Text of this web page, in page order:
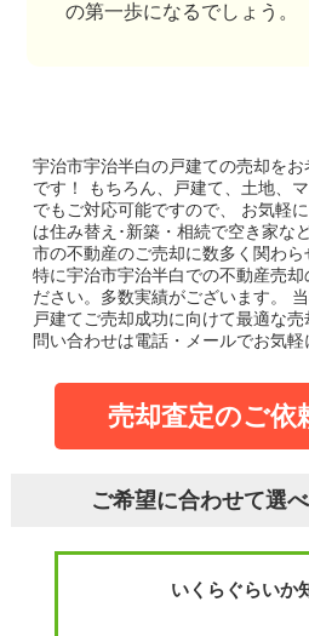
の第一歩になるでしょう。
宇治市宇治半白の戸建ての売却をお
です！
もちろん、戸建て、土地、
でもご対応可能ですので、 お気軽に
は住み替え･新築・相続で空き家な
市の不動産のご売却に数多く関わら
特に宇治市宇治半白での不動産売却
ださい。多数実績がございます。
戸建てご売却成功に向けて最適な売
問い合わせは電話・メールでお気軽
売却査定のご依
ご希望に合わせて選
いくらぐらいか